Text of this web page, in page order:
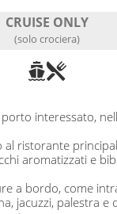
CRUISE ONLY
(solo crociera)
interessato,
al ristorante
aromatizzati e
a bordo, come
jacuzzi, palestra e